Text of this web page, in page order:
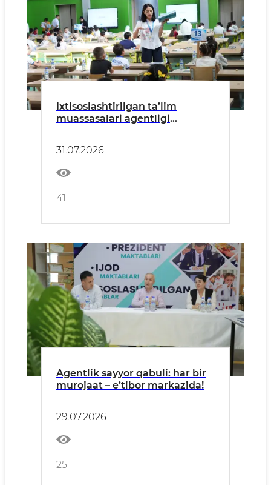
Ixtisoslashtirilgan ta’lim
muassasalari agentligi
4-sinfiga kirish imtihonlari
bo‘lib o‘tdi.
31.07.2026
41
Agentlik sayyor qabuli: har bir
murojaat – e’tibor markazida!
29.07.2026
25